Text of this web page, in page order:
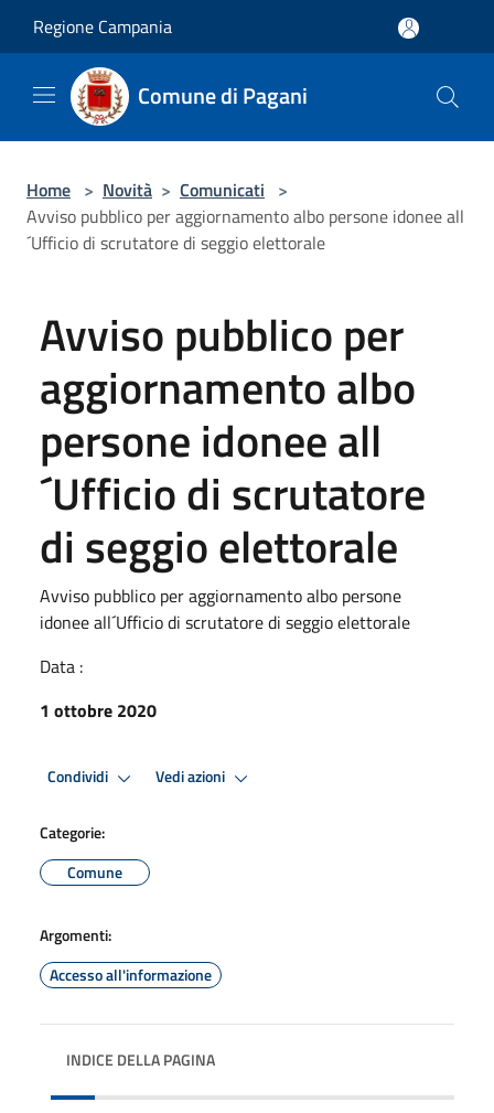
Regione Campania
Comune di Pagani
Home > Novità > Comunicati >
Avviso pubblico per aggiornamento albo persone idonee all
´Ufficio di scrutatore di seggio elettorale
Avviso pubblico per
aggiornamento albo
persone idonee all
´Ufficio di scrutatore
di seggio elettorale
Avviso pubblico per aggiornamento albo persone
idonee all´Ufficio di scrutatore di seggio elettorale
Data :
1 ottobre 2020
Condividi Vedi azioni
Categorie:
Comune
Argomenti:
Accesso all'informazione
INDICE DELLA PAGINA